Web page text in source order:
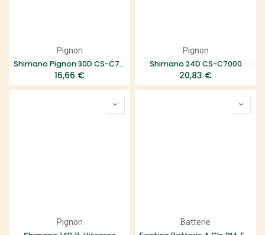
Pignon
Shimano Pignon 30D CS-C7000
16,66 €
Pignon
Shimano 24D CS-C7000
20,83 €
Pignon Batterie